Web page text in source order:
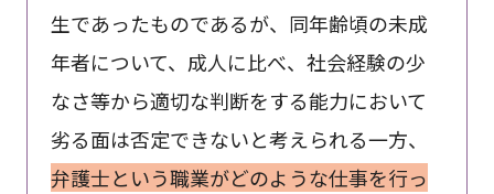
生であったものであるが、同年齢頃の未成
年者について、成人に比べ、社会経験の少
なさ等から適切な判断をする能力において
劣る面は否定できないと考えられる一方、
弁護士という職業がどのような仕事を行っ